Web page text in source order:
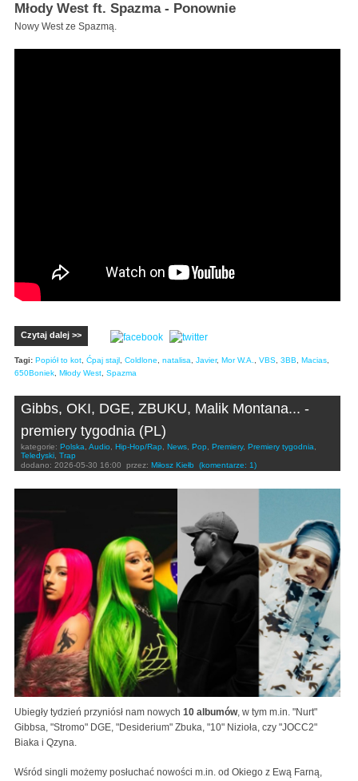
Młody West ft. Spazma - Ponownie
Nowy West ze Spazmą.
Czytaj dalej >>
Tagi: Popiół to kot, Ćpaj stajl, Coldlone, natalisa, Javier, Mor W.A., VBS, 3BB, Macias,
650Boniek, Młody West, Spazma
Gibbs, OKI, DGE, ZBUKU, Malik Montana... -
premiery tygodnia (PL)
kategorie: Polska, Audio, Hip-Hop/Rap, News, Pop, Premiery, Premiery tygodnia,
Teledyski, Trap
dodano: 2026-05-30 16:00 przez: Miłosz Kiełb (komentarze: 1)
Ubiegły tydzień przyniósł nam nowych 10 albumów, w tym m.in. "Nurt"
Gibbsa, "Stromo" DGE, "Desiderium" Zbuka, "10" Nizioła, czy "JOCC2"
Biaka i Qzyna.
Wśród singli możemy posłuchać nowości m.in. od Okiego z Ewą Farną,